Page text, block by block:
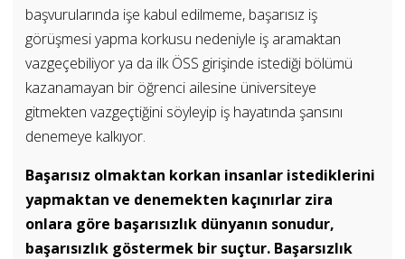
başvurularında işe kabul edilmeme, başarısız iş
görüşmesi yapma korkusu nedeniyle iş aramaktan
vazgeçebiliyor ya da ilk ÖSS girişinde istediği bölümü
kazanamayan bir öğrenci ailesine üniversiteye
gitmekten vazgeçtiğini söyleyip iş hayatında şansını
denemeye kalkıyor.
Başarısız olmaktan korkan insanlar istediklerini
yapmaktan ve denemekten kaçınırlar zira
onlara göre başarısızlık dünyanın sonudur,
başarısızlık göstermek bir suçtur. Başarsızlık